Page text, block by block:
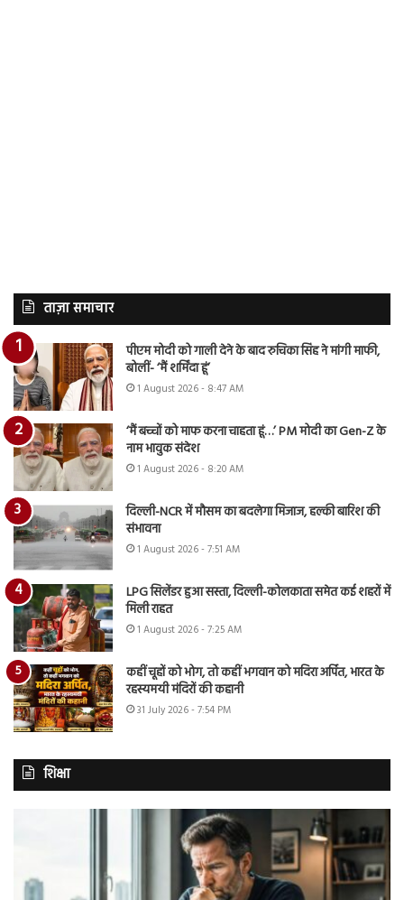
ताज़ा समाचार
पीएम मोदी को गाली देने के बाद रुचिका सिंह ने मांगी माफी,
बोलीं- ‘मैं शर्मिंदा हूं’
1 August 2026 - 8:47 AM
‘मैं बच्चों को माफ करना चाहता हूं…’ PM मोदी का Gen-Z के
नाम भावुक संदेश
1 August 2026 - 8:20 AM
दिल्ली-NCR में मौसम का बदलेगा मिजाज, हल्की बारिश की
संभावना
1 August 2026 - 7:51 AM
LPG सिलेंडर हुआ सस्ता, दिल्ली-कोलकाता समेत कई शहरों में
मिली राहत
1 August 2026 - 7:25 AM
कहीं चूहों को भोग, तो कहीं भगवान को मदिरा अर्पित, भारत के
रहस्यमयी मंदिरों की कहानी
31 July 2026 - 7:54 PM
शिक्षा